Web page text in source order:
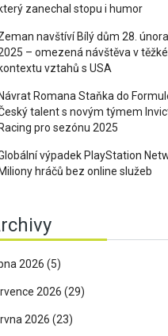
který zanechal stopu i humor
navštíví Bílý dům 28. února
– omezená návštěva v
kontextu vztahů s USA
Návrat Romana Staňka do
talent s novým týmem
Racing pro sezónu 2025
výpadek PlayStation
Miliony hráčů bez online služeb
2026 (5)
2026 (29)
2026 (23)